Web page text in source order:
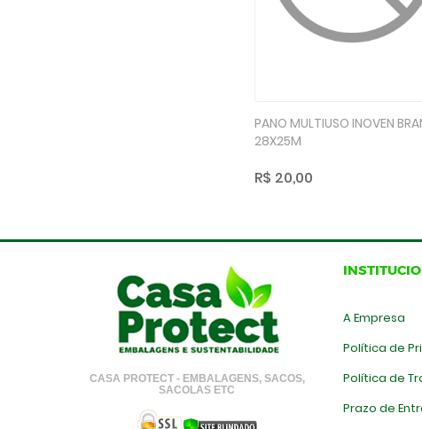
PANO MULTIUSO INOVEN
28X25M
R$ 20,00
CASA PROTECT - EMBALAGENS, SACOS,
SACOLAS ETC
A Empresa
Política de
Política de
Prazo de